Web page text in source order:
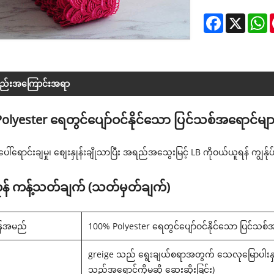
Facebook
X
းအကြောင်းအရာ
ရေတွင်ပျော်ဝင်နိုင်သော ပြင်သစ်အရောင်မျာ
ေါ်ရောင်းချမှု၊ စျေးနှုန်းချိုသာပြီး အရည်အသွေးမြင့် LB ကိုဝယ်ယူရ
ကန့်သတ်ချက် (သတ်မှတ်ချက်)
မည် 100% Polyester ရေတွင်ပျော်ဝင်နိုင်သော ပြင်သစ်အ
greige သည် ရွေးချယ်စရာအတွက် သေလုမြော
သည့်အရောင်ကိုမဆို ဆေးဆိုးခြင်း)